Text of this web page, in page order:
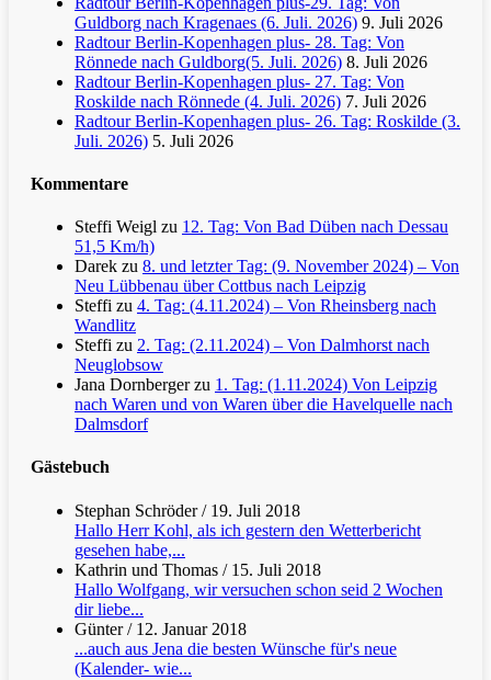
Guldborg nach Kragenaes (6. Juli. 2026) 9. Juli 2026
Radtour Berlin-Kopenhagen plus- 28. Tag: Von
Rönnede nach Guldborg(5. Juli. 2026) 8. Juli 2026
Radtour Berlin-Kopenhagen plus- 27. Tag: Von
Roskilde nach Rönnede (4. Juli. 2026) 7. Juli 2026
Radtour Berlin-Kopenhagen plus- 26. Tag: Roskilde (3.
Juli. 2026) 5. Juli 2026
Kommentare
Steffi Weigl zu 12. Tag: Von Bad Düben nach Dessau
51,5 Km/h)
Darek zu 8. und letzter Tag: (9. November 2024) – Von
Neu Lübbenau über Cottbus nach Leipzig
Steffi zu 4. Tag: (4.11.2024) – Von Rheinsberg nach
Wandlitz
Steffi zu 2. Tag: (2.11.2024) – Von Dalmhorst nach
Neuglobsow
Jana Dornbergerzu 1. Tag: (1.11.2024) Von Leipzig
nach Waren und von Waren über die Havelquelle nach
Dalmsdorf
Gästebuch
Stephan Schröder/ 19. Juli 2018
Hallo Herr Kohl, als ich gestern den Wetterbericht
gesehen habe,...
Kathrin und Thomas / 15. Juli 2018
Hallo Wolfgang, wir versuchen schon seid 2 Wochen
dir liebe...
Günter/ 12. Januar 2018
...auch aus Jena die besten Wünsche für's neue
(Kalender- wie...